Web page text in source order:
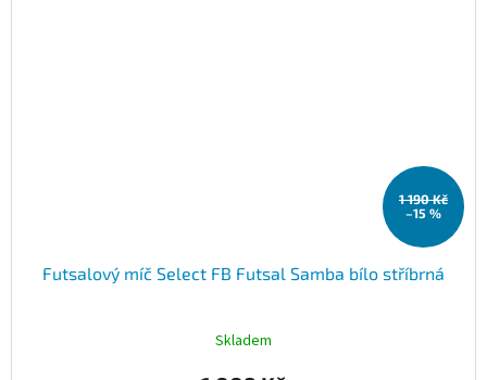
1 190 Kč
–15 %
Futsalový míč Select FB Futsal Samba bílo stříbrná
Skladem